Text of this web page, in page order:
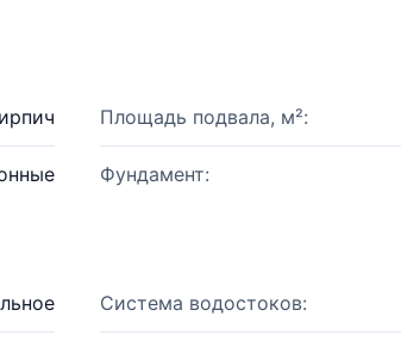
Площадь подвала, м²:
Фундамент:
Система водостоков: